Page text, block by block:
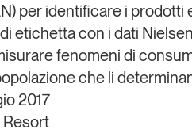
per identificare i prodotti
etichetta con i dati
fenomeni di
che li
2017
Resort